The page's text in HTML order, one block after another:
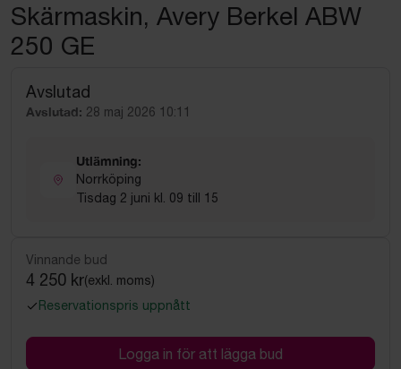
Skärmaskin, Avery Berkel ABW
250 GE
Avslutad
Avslutad: 28 maj 2026 10:11
Utlämning:
Norrköping
Tisdag 2 juni kl. 09 till 15
Vinnande bud
4 250 kr(exkl. moms)
Reservationspris uppnått
Logga in för att lägga bud